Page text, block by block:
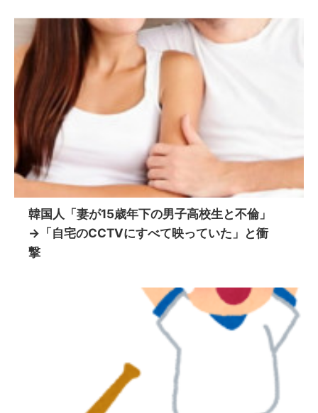
韓国人「妻が15歳年下の男子高校生と不倫」
→「自宅のCCTVにすべて映っていた」と衝
撃